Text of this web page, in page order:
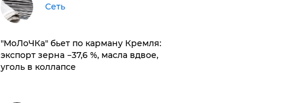
Сеть
​"МоЛоЧКа" бьет по карману Кремля:
экспорт зерна −37,6 %, масла вдвое,
уголь в коллапсе